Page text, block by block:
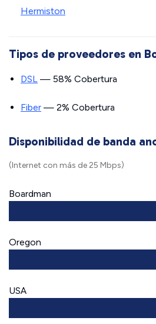
Hermiston
Tipos de proveedores en
DSL — 58% Cobertura
Fiber — 2% Cobertura
Disponibilidad de banda
(Internet con más de 25 Mbps)
Boardman
Oregon
USA